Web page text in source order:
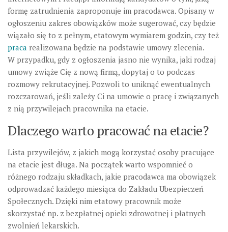
formę zatrudnienia zaproponuje im pracodawca. Opisany w
ogłoszeniu zakres obowiązków może sugerować, czy będzie
wiązało się to z pełnym, etatowym wymiarem godzin, czy też
praca realizowana będzie na podstawie umowy zlecenia.
W przypadku, gdy z ogłoszenia jasno nie wynika, jaki rodzaj
umowy zwiąże Cię z nową firmą, dopytaj o to podczas
rozmowy rekrutacyjnej. Pozwoli to uniknąć ewentualnych
rozczarowań, jeśli zależy Ci na umowie o pracę i związanych
z nią przywilejach pracownika na etacie.
Dlaczego warto pracować na etacie?
Lista przywilejów, z jakich mogą korzystać osoby pracujące
na etacie jest długa. Na początek warto wspomnieć o
różnego rodzaju składkach, jakie pracodawca ma obowiązek
odprowadzać każdego miesiąca do Zakładu Ubezpieczeń
Społecznych. Dzięki nim etatowy pracownik może
skorzystać np. z bezpłatnej opieki zdrowotnej i płatnych
zwolnień lekarskich.